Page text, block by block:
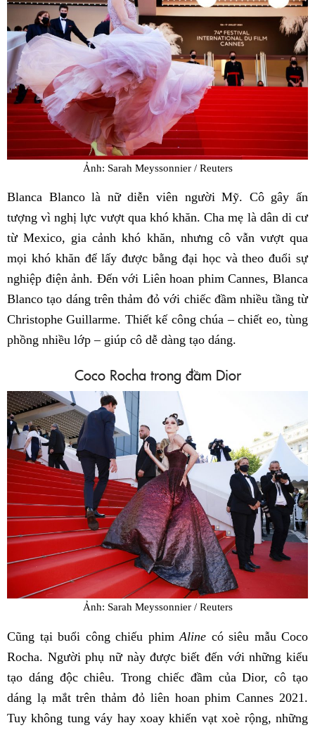
Ảnh: Sarah Meyssonnier / Reuters
Blanca Blanco là nữ diễn viên người Mỹ. Cô gây ấn
tượng vì nghị lực vượt qua khó khăn. Cha mẹ là dân di cư
từ Mexico, gia cảnh khó khăn, nhưng cô vẫn vượt qua
mọi khó khăn để lấy được bằng đại học và theo đuổi sự
nghiệp điện ảnh. Đến với Liên hoan phim Cannes, Blanca
Blanco tạo dáng trên thảm đỏ với chiếc đầm nhiều tầng từ
Christophe Guillarme. Thiết kế công chúa – chiết eo, tùng
phồng nhiều lớp – giúp cô dễ dàng tạo dáng.
Coco Rocha trong đầm Dior
Ảnh: Sarah Meyssonnier / Reuters
Cũng tại buổi công chiếu phim Aline có siêu mẫu Coco
Rocha. Người phụ nữ này được biết đến với những kiểu
tạo dáng độc chiêu. Trong chiếc đầm của Dior, cô tạo
dáng lạ mắt trên thảm đỏ liên hoan phim Cannes 2021.
Tuy không tung váy hay xoay khiến vạt xoè rộng, những